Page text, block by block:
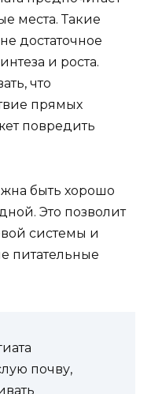
места. Такие
достаточное
и роста.
что
прямых
повредить
быть хорошо
Это позволит
системы и
питательные
почву,